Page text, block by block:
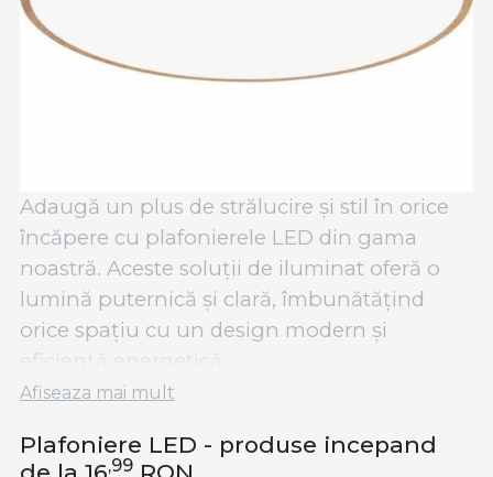
Adaugă un plus de strălucire și stil în orice
încăpere cu plafonierele LED din gama
noastră. Aceste soluții de iluminat oferă o
lumină puternică și clară, îmbunătățind
orice spațiu cu un design modern și
eficiență energetică.
Plafonierele LED sunt opțiuni excelente
pentru o varietate de spații, de la livinguri și
dormitoare, la birouri sau holuri. Oferind o
Afiseaza mai mult
Plafoniere LED - produse incepand
,99